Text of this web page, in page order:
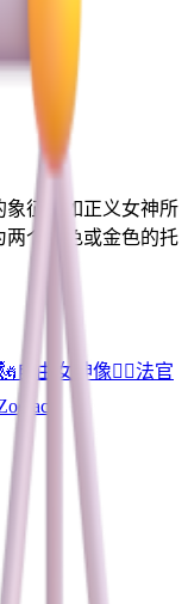
象征，如正义女神所
两个银色或金色的托
自由女神像🧑‍⚖️法官